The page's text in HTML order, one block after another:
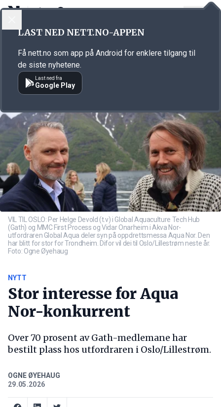
Annonsørinnhold
VIL TIL OSLO: Per Helge Devold (t.v) i Global Aquaculture Tech Hub
(Gath) og MMC First Process og Vidar Onarheim i Akva Nor-
utfordraren Global Aqua deler syn på oppdrettsmessa Aqua Nor. Den
har blitt for stor for Trondheim. Difor vil dei til Oslo/Lillestrøm neste år.
Foto: Ogne Øyehaug
NYTT
Stor interesse for Aqua
Nor-konkurrent
Over 70 prosent av Gath-medlemane har
bestilt plass hos utfordraren i Oslo/Lillestrøm.
OGNE ØYEHAUG
29.05.2026
LAST NED NETT.NO-APPEN
Få nett.no som app på Android for enklere tilgang til
de siste nyhetene.
Last ned fra
Google Play